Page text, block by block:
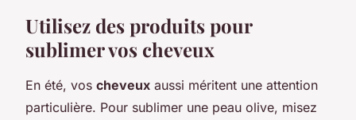
Utilisez des produits pour
sublimer vos cheveux
En été, vos cheveux aussi méritent une attention
particulière. Pour sublimer une peau olive, misez